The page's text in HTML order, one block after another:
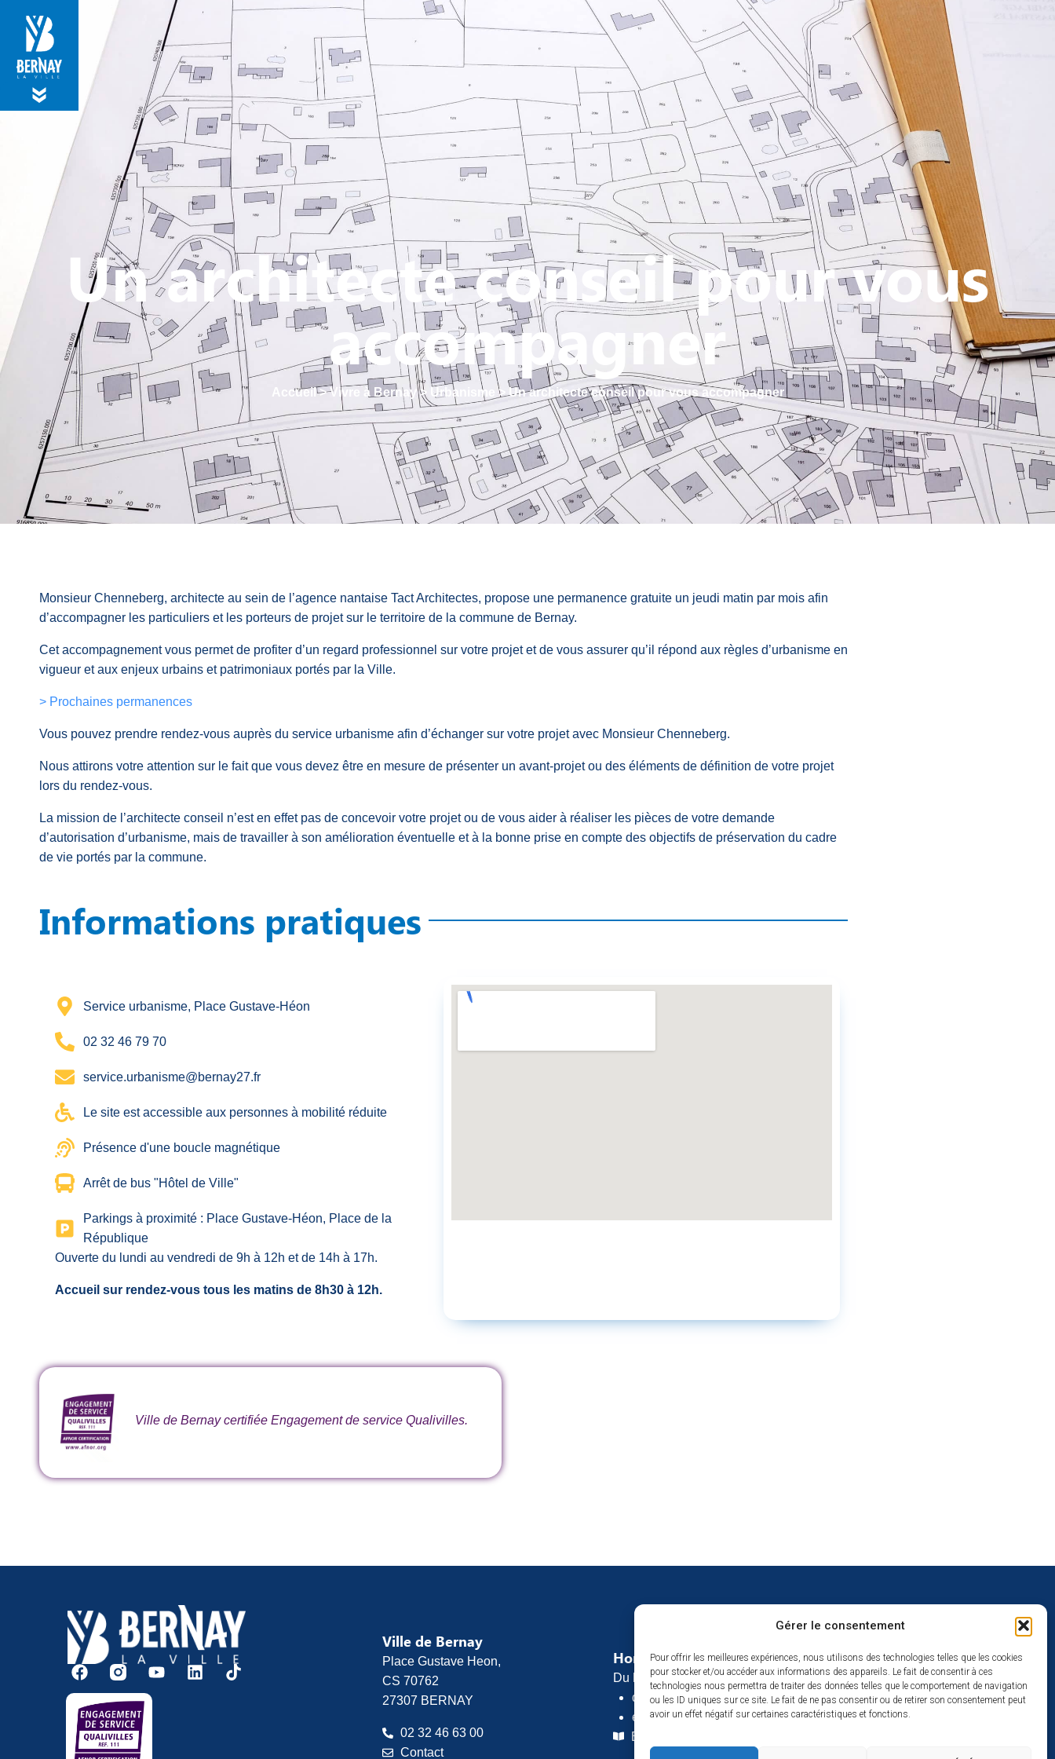
Gérer le consentement
Pour offrir les meilleures expériences, nous utilisons des technologies telles que les cookies
pour stocker et/ou accéder aux informations des appareils. Le fait de consentir à ces
technologies nous permettra de traiter des données telles que le comportement de navigation
ou les ID uniques sur ce site. Le fait de ne pas consentir ou de retirer son consentement peut
avoir un effet négatif sur certaines caractéristiques et fonctions.
MA MAIRIE VIVRE À BERNAY CULTURE - PATRIMOINE ACTION SOCIALE VIE ASSOCIATIVE - SPORTIVE
Un architecte conseil pour vous
accompagner
Accueil>Vivre à Bernay> Urbanisme >Un architecte conseil pour vous accompagner
Monsieur Chenneberg, architecte au sein de l’agence nantaise Tact Architectes, propose une permanence gratuite un jeudi matin par mois afin
d’accompagner les particuliers et les porteurs de projet sur le territoire de la commune de Bernay.
Cet accompagnement vous permet de profiter d’un regard professionnel sur votre projet et de vous assurer qu’il répond aux règles d’urbanisme en
vigueur et aux enjeux urbains et patrimoniaux portés par la Ville.
> Prochaines permanences
Vous pouvez prendre rendez-vous auprès du service urbanisme afin d’échanger sur votre projet avec Monsieur Chenneberg.
Nous attirons votre attention sur le fait que vous devez être en mesure de présenter un avant-projet ou des éléments de définition de votre projet
lors du rendez-vous.
La mission de l’architecte conseil n’est en effet pas de concevoir votre projet ou de vous aider à réaliser les pièces de votre demande
d’autorisation d’urbanisme, mais de travailler à son amélioration éventuelle et à la bonne prise en compte des objectifs de préservation du cadre
de vie portés par la commune.
Informations pratiques
Service urbanisme, Place Gustave-Héon
02 32 46 79 70
service.urbanisme@bernay27.fr
Le site est accessible aux personnes à mobilité réduite
Présence d'une boucle magnétique
Arrêt de bus "Hôtel de Ville"
Parkings à proximité : Place Gustave-Héon, Place de la
République
Ouverte du lundi au vendredi de 9h à 12h et de 14h à 17h.
Accueil sur rendez-vous tous les matins de 8h30 à 12h.
Ville de Bernay certifiée Engagement de service Qualivilles.
Ville de Bernay
Place Gustave Heon,
CS 70762
27307 BERNAY
02 32 46 63 00
Contact
Horaires d’ouverture
Du lundi au vendredi :
de 8h30 à 12h
et de 13h30 à 17h
Espace presse